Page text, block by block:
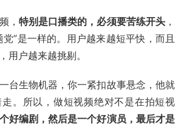
， 特别是口播类的，必须要苦练开头 ，
”是一样的。用户越来越短平快，而且
用户越来越挑剔。
台生物机器，你一紧扣故事悬念，他就
。所以，做短视频绝对不是在拍短视
好编剧，然后是一个好演员，最后才是